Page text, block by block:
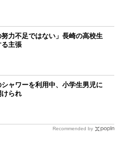
努力不足ではない」長崎の高校生
主張
ャワーを利用中、小学生男児に
けられ
Recommended by